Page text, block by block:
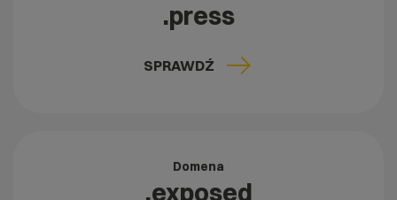
.press
SPRAWDŹ
Domena
.exposed